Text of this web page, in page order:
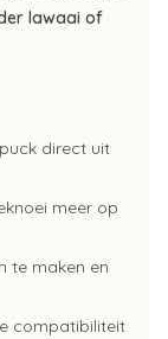
lawaai of
direct uit
meer op
te maken en
compatibiliteit